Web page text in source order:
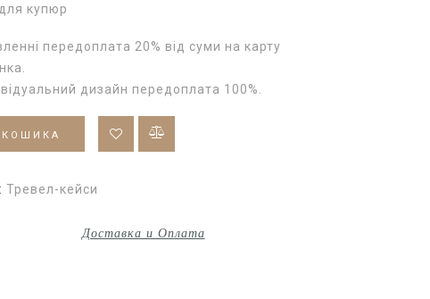
купюр
передоплата 20% від суми на карту
дизайн передоплата 100%.
Тревел-кейси
Доставка и Оплата